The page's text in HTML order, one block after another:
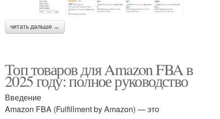
читать дальше →
Топ товаров для Amazon FBA в
2025 году: полное руководство
Введение
Amazon FBA (Fulfillment by Amazon) — это